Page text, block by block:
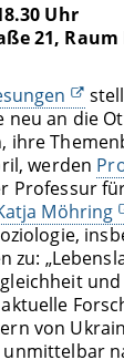
Uhr
21, Raum
neu an die
ihre
werden
Professur
Möhring
zu:
und
von